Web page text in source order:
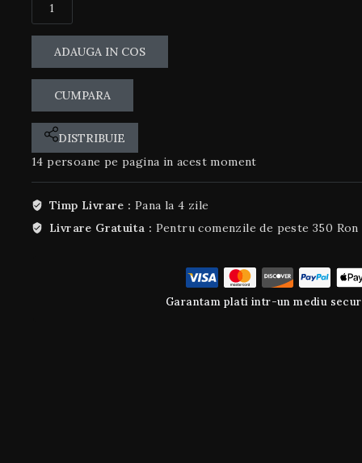
ADAUGA IN COS
CUMPARA
DISTRIBUIE
14 persoane pe pagina in acest moment
Timp Livrare : Pana la 4 zile
Livrare Gratuita : Pentru comenzile de peste 350 Ron
Garantam plati intr-un mediu